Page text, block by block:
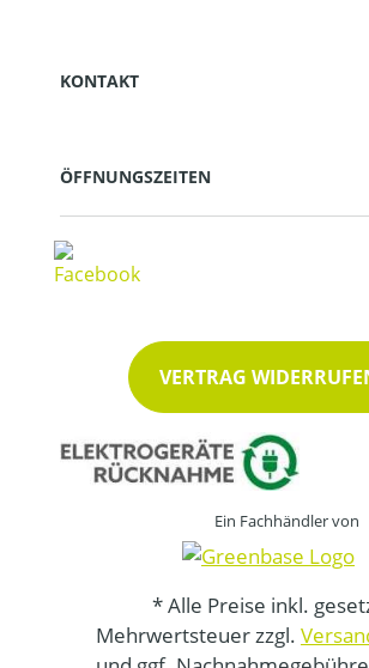
KONTAKT
ÖFFNUNGSZEITEN
VERTRAG
Ein Fachhändler von
* Alle Preise inkl.
Mehrwertsteuer zzgl.